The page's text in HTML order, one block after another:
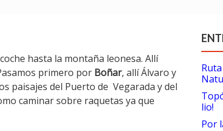
hasta la montaña leonesa. Allí
primero por Boñar, allí Álvaro y
paisajes del Puerto de Vegarada y del
caminar sobre raquetas ya que
lio!
Por